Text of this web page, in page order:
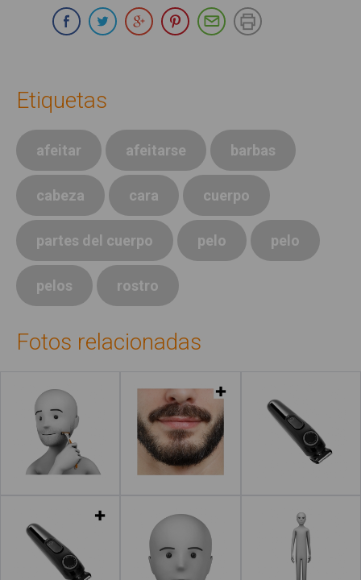
Compartir en Whatsapp
Compartir en Facebook
Compartir en Twitter
Compartir en Google Plus
Compartir en Pinterest
Compartir por E-
Etiquetas
afeitar afeitarse barbas
cabeza cara cuerpo
partes del cuerpo pelo pelo
pelos rostro
Fotos relacionadas